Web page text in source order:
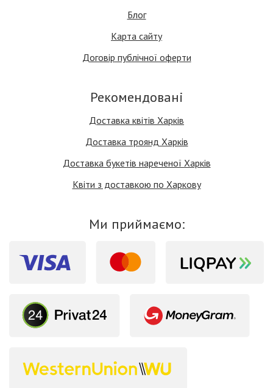
Блог
Карта сайту
Договір публічної оферти
Рекомендовані
Доставка квітів Харків
Доставка троянд Харків
Доставка букетів нареченої Харків
Квіти з доставкою по Харкову
Ми приймаємо: